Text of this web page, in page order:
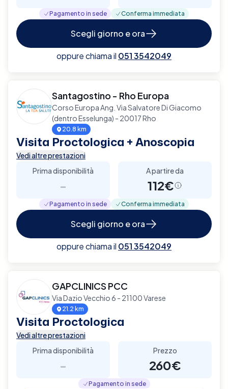
Pagamento in sede Conferma immediata
Scegli giorno e ora
oppure chiama il 051 3542049
Santagostino - Rho Europa
Corso Europa Ang. Via Salvatore Di Giacomo
(dentro Esselunga) - 20017 Rho
20.8 km
Visita Proctologica + Anoscopia
Vedi altre prestazioni
Prima disponibilità
-
A partire da
112€
Pagamento in sede Conferma immediata
Scegli giorno e ora
oppure chiama il 051 3542049
GAPCLINICS PCC
Via Dazio Vecchio 6 - 21100 Varese
21.2 km
Visita Proctologica
Vedi altre prestazioni
Prima disponibilità
-
Prezzo
260€
Pagamento in sede